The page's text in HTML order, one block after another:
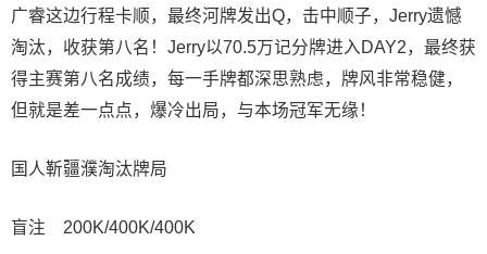
广睿这边行程卡顺，最终河牌发出Q，击中顺子，Jerry遗憾
淘汰，收获第八名！Jerry以70.5万记分牌进入DAY2，最终获
得主赛第八名成绩，每一手牌都深思熟虑，牌风非常稳健，
但就是差一点点，爆冷出局，与本场冠军无缘！
国人靳疆濮淘汰牌局
盲注 200K/400K/400K